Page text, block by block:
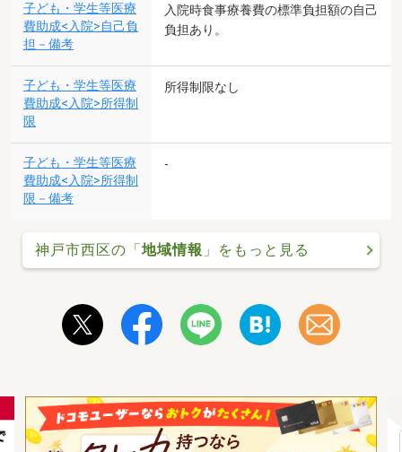
子ども・学生等医療
費助成<入院>自己負
担－備考
入院時食事療養費の標準負担額の自己
負担あり。
子ども・学生等医療
費助成<入院>所得制
限
所得制限なし
子ども・学生等医療
費助成<入院>所得制
限－備考
-
神戸市西区の「地域情報 」をもっと見る